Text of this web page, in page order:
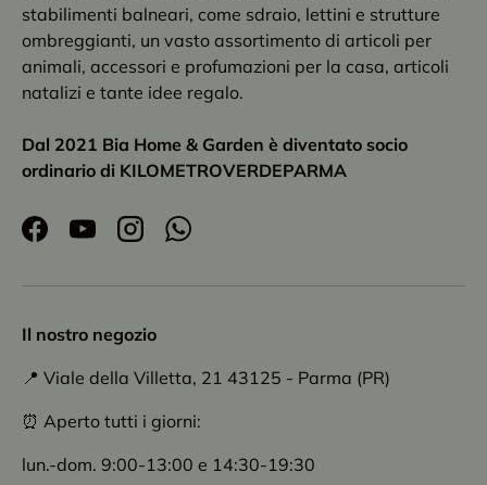
stabilimenti balneari, come sdraio, lettini e strutture
ombreggianti, un vasto assortimento di articoli per
animali, accessori e profumazioni per la casa, articoli
natalizi e tante idee regalo.
Dal 2021 Bia Home & Garden è diventato socio
ordinario di KILOMETROVERDEPARMA
FacebookYouTubeInstagramWhatsApp
Il nostro negozio
📍 Viale della Villetta, 21 43125 - Parma (PR)
⏰ Aperto tutti i giorni:
lun.-dom. 9:00-13:00 e 14:30-19:30